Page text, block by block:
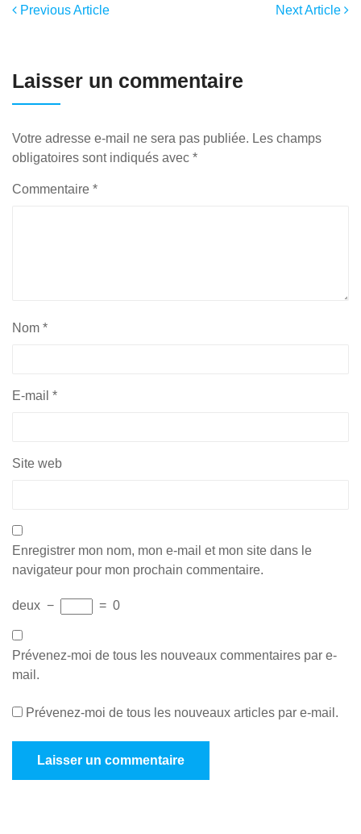
Previous Article Next Article
Laisser un commentaire
Votre adresse e-mail ne sera pas publiée. Les champs
obligatoires sont indiqués avec *
Commentaire *
Nom *
E-mail *
Site web
Enregistrer mon nom, mon e-mail et mon site dans le
navigateur pour mon prochain commentaire.
deux − = 0
Prévenez-moi de tous les nouveaux commentaires par e-
mail.
Prévenez-moi de tous les nouveaux articles par e-mail.